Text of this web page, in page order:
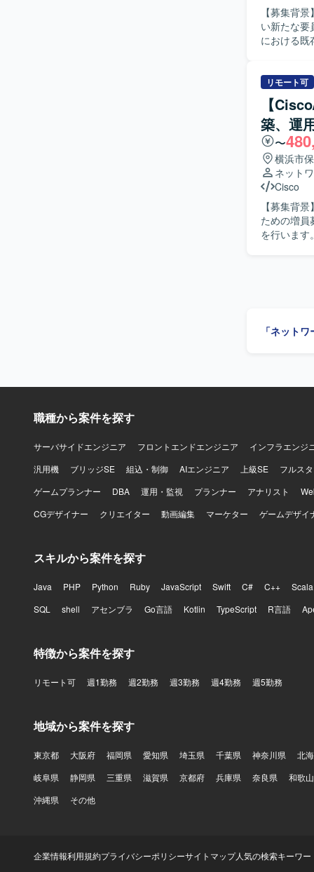
【募集背
い新たな要員が必
における既
ル発生時
理し、主
ションの
で、Cisco
ことができ
いただけます。 【開発環境】 CiscoおよびDell機器を中心とした
して
変更やバ
リモート可
【
築、運
〜
横浜市
ネット
Cisco
【募集背
ための増員募集となります。 【作
を行います
の大規模
「ネット
職種から案件を探す
サーバサイドエンジニア フロントエンドエンジニア
インフラエンジ
汎用機
ブリッジSE 組込・制御 AIエンジニア 上級SE
フルス
ゲームプランナー
DBA 運用・監視 プランナー アナリスト
CGデザイナー
クリエイター 動画編集 マーケター ゲームデザイ
スキルから案件を探す
Java PHP Python Ruby JavaScript Swift C# C++
Scala
SQL
shell アセンブラ Go言語 Kotlin TypeScript R言語
特徴から案件を探す
リモート可 週1勤務 週2勤務 週3勤務 週4勤務 週5勤務
地域から案件を探す
東京都 大阪府 福岡県 愛知県 埼玉県 千葉県 神奈川県
北
岐阜県
静岡県 三重県 滋賀県 京都府 兵庫県 奈良県
和歌
沖縄県
その他
企業情報利用規約プライバシーポリシーサイトマップ人気の検索キーワー